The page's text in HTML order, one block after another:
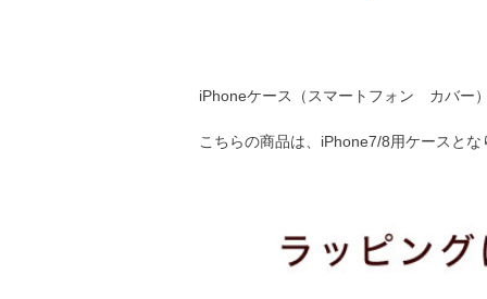
iPhoneケース（スマートフォン カバー
こちらの商品は、iPhone7/8用ケースとな